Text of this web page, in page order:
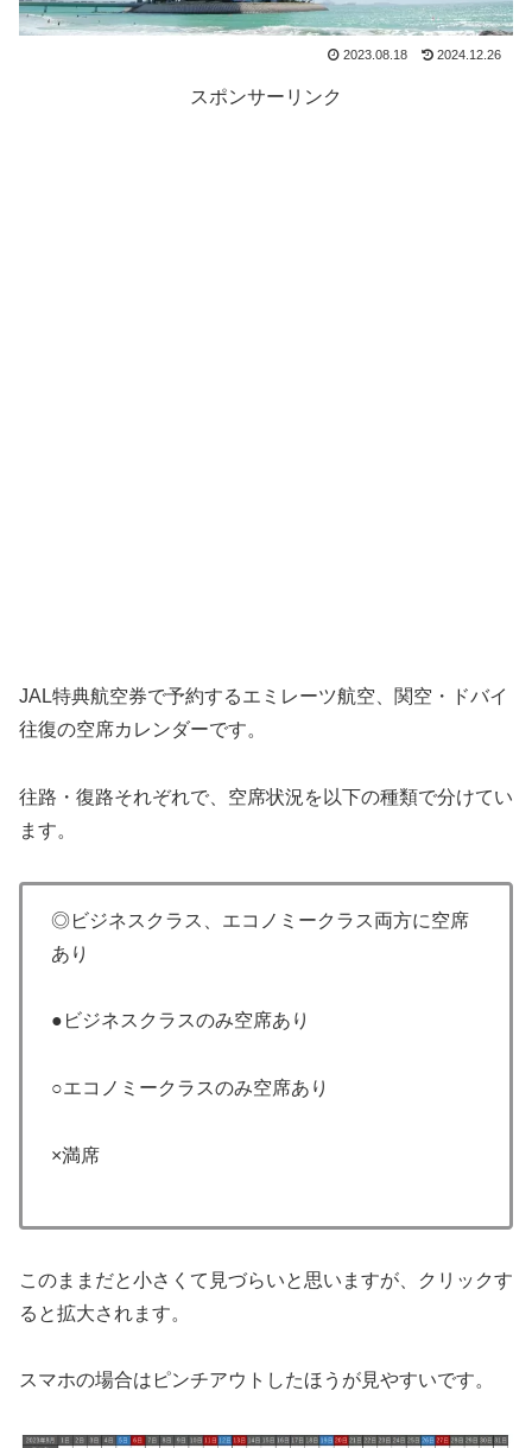
2023.08.18 2024.12.26
スポンサーリンク
JAL特典航空券で予約するエミレーツ航空、関空・ドバイ
往復の空席カレンダーです。
往路・復路それぞれで、空席状況を以下の種類で分けてい
ます。
◎ビジネスクラス、エコノミークラス両方に空席
あり
●ビジネスクラスのみ空席あり
○エコノミークラスのみ空席あり
×満席
このままだと小さくて見づらいと思いますが、クリックす
ると拡大されます。
スマホの場合はピンチアウトしたほうが見やすいです。